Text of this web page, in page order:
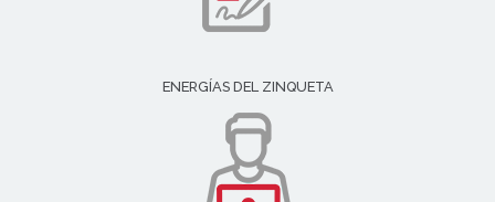
ENERGÍAS DEL ZINQUETA